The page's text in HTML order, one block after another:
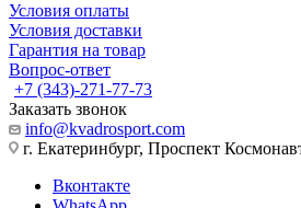
Условия оплаты
Условия доставки
Гарантия на товар
Вопрос-ответ
+7 (343)-271-77-73
Заказать звонок
info@kvadrosport.com
г. Екатеринбург, Проспект
Вконтакте